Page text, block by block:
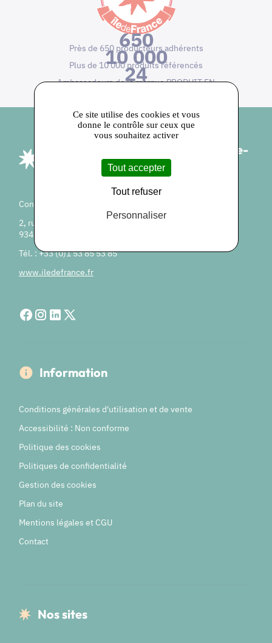
650
Près de 650 producteurs adhérents
10 000
Plus de 10 000 produits référencés
24
Ambassadeurs de la marque PRODUIT EN
Produit en Île-de-
France
Conseil régional d'Île-de-France
2, rue Simone Veil
93400 Saint-Ouen-sur-Seine
Tél. : +33 (0)1 53 85 53 85
www.iledefrance.fr
Information
Conditions générales d'utilisation et de vente
Accessibilité : Non conforme
Politique des cookies
Politiques de confidentialité
Gestion des cookies
Plan du site
Mentions légales et CGU
Contact
Nos sites
Ce site utilise des cookies et vous
donne le contrôle sur ceux que
vous souhaitez activer
Tout accepter
Tout refuser
Personnaliser